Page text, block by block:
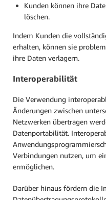
Kunden können ihre
löschen.
Indem Kunden die
erhalten, können sie
ihre Daten verlagern.
Interoperabilität
Die Verwendung
Änderungen zwischen
Netzwerken übertragen
Datenportabilität.
Verbindungen nutzen, um
ermöglichen.
Darüber hinaus fördern die